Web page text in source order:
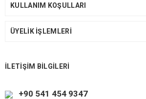
KULLANIM KOŞULLARI
ÜYELİK İŞLEMLERİ
İLETİŞİM BİLGİLERİ
+90 541 454 9347